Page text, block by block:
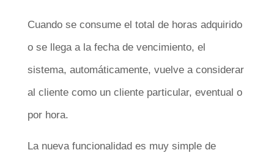
Cuando se consume el total de horas adquirido
o se llega a la fecha de vencimiento, el
sistema, automáticamente, vuelve a considerar
al cliente como un cliente particular, eventual o
por hora.
La nueva funcionalidad es muy simple de